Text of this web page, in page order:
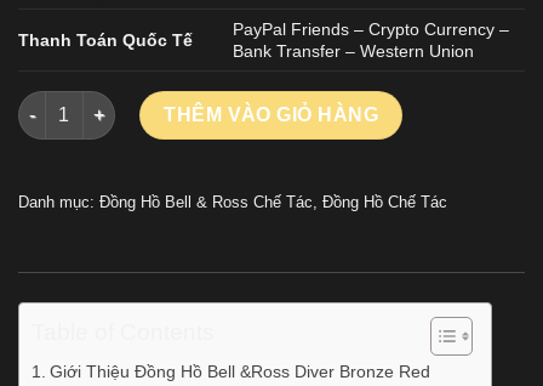
Thanh Toán Quốc Tế
PayPal Friends – Crypto Currency –
Bank Transfer – Western Union
Đồng Hồ Bell & Ross Diver Bronze Red BR0392 Nam Dây Da
THÊM VÀO GIỎ HÀNG
Danh mục: Đồng Hồ Bell & Ross Chế Tác Đồng Hồ Chế Tác
Giới Thiệu Đồng Hồ Bell &Ross Diver Bronze Red